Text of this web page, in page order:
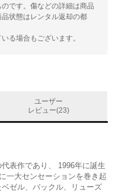
です。傷などの詳細は商品
状態はレンタル返却の都
る場合もございます。
ユーザー
レビュー(23)
表作であり、 1996年に誕生
一大センセーションを巻き起
ゼル、バックル、リューズ